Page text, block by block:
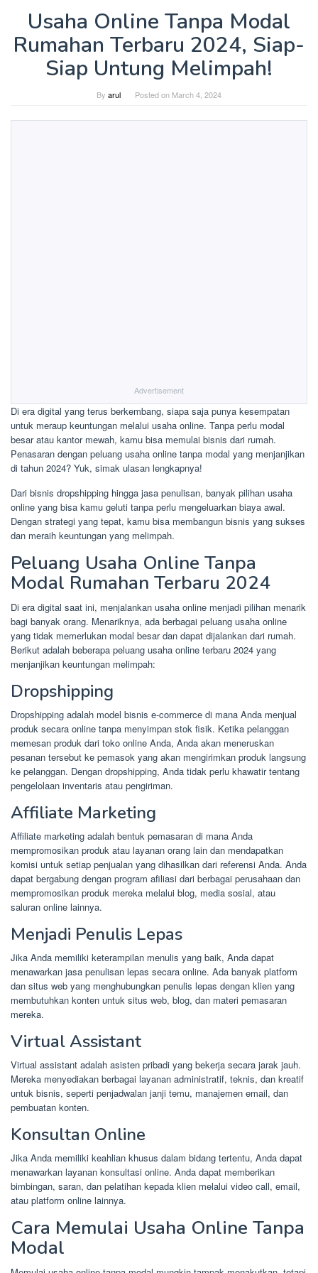
Usaha Online Tanpa Modal
Rumahan Terbaru 2024, Siap-
Siap Untung Melimpah!
By arul Posted on March 4, 2024
Advertisement
Di era digital yang terus berkembang, siapa saja punya kesempatan
untuk meraup keuntungan melalui usaha online. Tanpa perlu modal
besar atau kantor mewah, kamu bisa memulai bisnis dari rumah.
Penasaran dengan peluang usaha online tanpa modal yang menjanjikan
di tahun 2024? Yuk, simak ulasan lengkapnya!
Dari bisnis dropshipping hingga jasa penulisan, banyak pilihan usaha
online yang bisa kamu geluti tanpa perlu mengeluarkan biaya awal.
Dengan strategi yang tepat, kamu bisa membangun bisnis yang sukses
dan meraih keuntungan yang melimpah.
Peluang Usaha Online Tanpa
Modal Rumahan Terbaru 2024
Di era digital saat ini, menjalankan usaha online menjadi pilihan menarik
bagi banyak orang. Menariknya, ada berbagai peluang usaha online
yang tidak memerlukan modal besar dan dapat dijalankan dari rumah.
Berikut adalah beberapa peluang usaha online terbaru 2024 yang
menjanjikan keuntungan melimpah:
Dropshipping
Dropshipping adalah model bisnis e-commerce di mana Anda menjual
produk secara online tanpa menyimpan stok fisik. Ketika pelanggan
memesan produk dari toko online Anda, Anda akan meneruskan
pesanan tersebut ke pemasok yang akan mengirimkan produk langsung
ke pelanggan. Dengan dropshipping, Anda tidak perlu khawatir tentang
pengelolaan inventaris atau pengiriman.
Affiliate Marketing
Affiliate marketing adalah bentuk pemasaran di mana Anda
mempromosikan produk atau layanan orang lain dan mendapatkan
komisi untuk setiap penjualan yang dihasilkan dari referensi Anda. Anda
dapat bergabung dengan program afiliasi dari berbagai perusahaan dan
mempromosikan produk mereka melalui blog, media sosial, atau
saluran online lainnya.
Menjadi Penulis Lepas
Jika Anda memiliki keterampilan menulis yang baik, Anda dapat
menawarkan jasa penulisan lepas secara online. Ada banyak platform
dan situs web yang menghubungkan penulis lepas dengan klien yang
membutuhkan konten untuk situs web, blog, dan materi pemasaran
mereka.
Virtual Assistant
Virtual assistant adalah asisten pribadi yang bekerja secara jarak jauh.
Mereka menyediakan berbagai layanan administratif, teknis, dan kreatif
untuk bisnis, seperti penjadwalan janji temu, manajemen email, dan
pembuatan konten.
Konsultan Online
Jika Anda memiliki keahlian khusus dalam bidang tertentu, Anda dapat
menawarkan layanan konsultasi online. Anda dapat memberikan
bimbingan, saran, dan pelatihan kepada klien melalui video call, email,
atau platform online lainnya.
Cara Memulai Usaha Online Tanpa
Modal